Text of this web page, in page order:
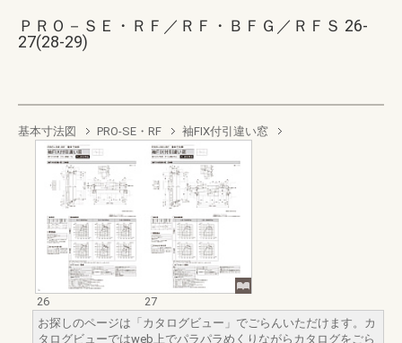
ＰＲＯ－ＳＥ・ＲＦ／ＲＦ・ＢＦＧ／ＲＦＳ 26-
27(28-29)
基本寸法図 PRO-SE・RF 袖FIX付引違い窓
26
27
お探しのページは「カタログビュー」でごらんいただけます。カ
タログビューではweb上でパラパラめくりながらカタログをごら